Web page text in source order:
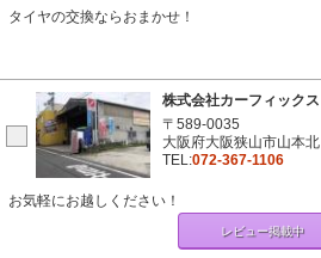
タイヤの交換ならおまかせ！
株式会社カーフィックス
〒589-0035
大阪府大阪狭山市山本北
TEL:072-367-1106
お気軽にお越しください！
レビュー掲載中